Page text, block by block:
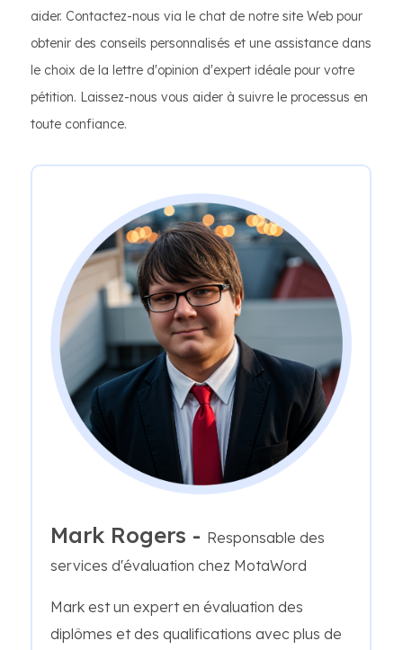
aider. Contactez-nous via le chat de notre site Web pour
obtenir des conseils personnalisés et une assistance dans
le choix de la lettre d'opinion d'expert idéale pour votre
pétition. Laissez-nous vous aider à suivre le processus en
toute confiance.
Mark Rogers - Responsable des
services d'évaluation chez MotaWord
Mark est un expert en évaluation des
diplômes et des qualifications avec plus de